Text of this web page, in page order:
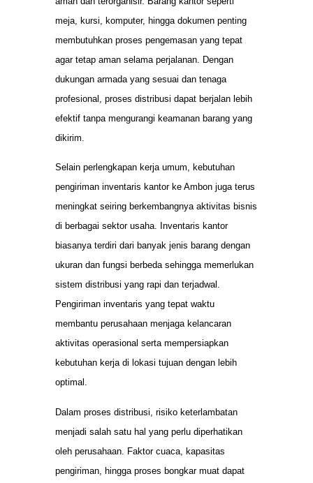
meja, kursi, komputer, hingga dokumen penting
membutuhkan proses pengemasan yang tepat
agar tetap aman selama perjalanan. Dengan
dukungan armada yang sesuai dan tenaga
profesional, proses distribusi dapat berjalan lebih
efektif tanpa mengurangi keamanan barang yang
dikirim.
Selain perlengkapan kerja umum, kebutuhan
pengiriman inventaris kantor ke Ambon juga terus
meningkat seiring berkembangnya aktivitas bisnis
di berbagai sektor usaha. Inventaris kantor
biasanya terdiri dari banyak jenis barang dengan
ukuran dan fungsi berbeda sehingga memerlukan
sistem distribusi yang rapi dan terjadwal.
Pengiriman inventaris yang tepat waktu
membantu perusahaan menjaga kelancaran
aktivitas operasional serta mempersiapkan
kebutuhan kerja di lokasi tujuan dengan lebih
optimal.
Dalam proses distribusi, risiko keterlambatan
menjadi salah satu hal yang perlu diperhatikan
oleh perusahaan. Faktor cuaca, kapasitas
pengiriman, hingga proses bongkar muat dapat